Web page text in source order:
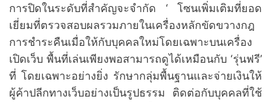
การปิดในระดับที่สำคัญจะจำกัด ‘ โซนเพิ่มเติมที่ยอด
เยี่ยมที่ตรวจสอบผลรวมภายในเครื่องหลักขัดขวางกฎ
การชำระคืนเมื่อให้กับบุคคลใหม่โดยเฉพาะบนเครื่อง
เปิดเว็บ พื้นที่เล่นเพียงพอสามารถดูได้เหมือนกับ ‘รุ่นฟรี’
ที่ โดยเฉพาะอย่างยิ่ง รักษากลุ่มพื้นฐานและจ่ายเงินให้
ผู้ค้าปลีกทางเว็บอย่างเป็นรูปธรรม ติดต่อกับบุคคลที่ใช้